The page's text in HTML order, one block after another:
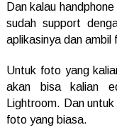
Dan kalau
sudah support
aplikasinya dan
Untuk foto yang
akan bisa kalian
Lightroom. Dan
foto yang biasa.